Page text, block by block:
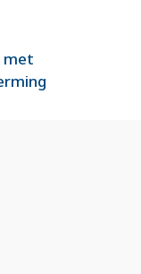
met